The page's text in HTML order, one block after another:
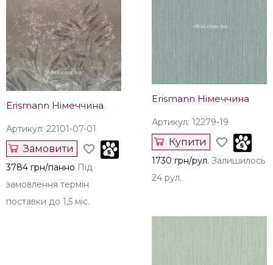
Erismann Німеччина
Артикул: 22101-07-01
Замовити
3784 грн/панно Під
замовлення термін
поставки до 1,5 міс.
Erismann Німеччина
Артикул: 12279-19
Купити
1730 грн/рул. Залишилось
24 рул.